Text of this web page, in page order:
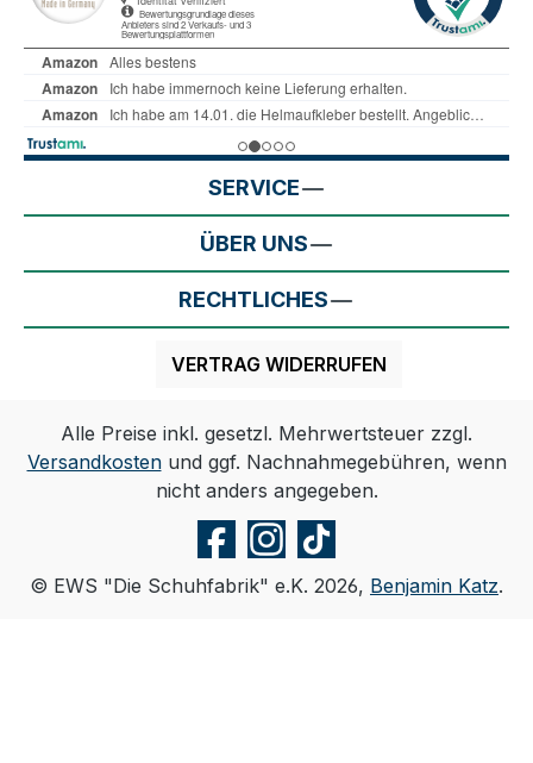
SERVICE
ÜBER UNS
RECHTLICHES
VERTRAG WIDERRUFEN
Alle Preise inkl. gesetzl. Mehrwertsteuer zzgl.
Versandkostenund ggf. Nachnahmegebühren, wenn
nicht anders angegeben.
© EWS "Die Schuhfabrik" e.K. 2026, Benjamin Katz.